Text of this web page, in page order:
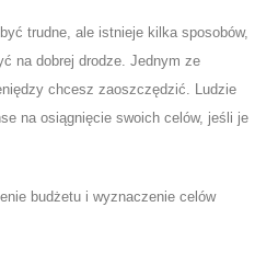
trudne, ale istnieje kilka sposobów,
na dobrej drodze. Jednym ze
chcesz zaoszczędzić. Ludzie
na osiągnięcie swoich celów, jeśli je
budżetu i wyznaczenie celów